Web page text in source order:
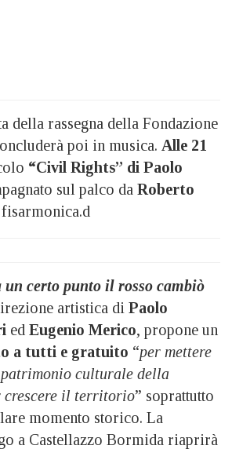
della rassegna della Fondazione
poi in musica. Alle 21
“Civil Rights” di Paolo
sul palco da Roberto
un certo punto il rosso cambiò
artistica di Paolo
ed Eugenio Merico, propone un
a tutti e gratuito “per mettere
culturale della
crescere il territorio” soprattutto
momento storico. La
a Castellazzo Bormida riaprirà